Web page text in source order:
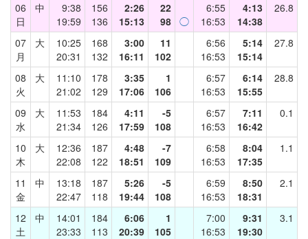
06
日
中
9:38
19:59
156
136
2:26
15:13
22
98 ◯
6:55
16:53
4:13
14:38
26.8
07
月
大
10:25
20:31
168
132
3:00
16:11
11
102
6:56
16:53
5:14
15:14
27.8
08
火
大
11:10
21:02
178
129
3:35
17:06
1
106
6:57
16:53
6:14
15:55
28.8
09
水
大
11:53
21:34
184
126
4:11
17:59
-5
108
6:57
16:53
7:11
16:42
0.1
10
木
大
12:36
22:08
187
122
4:48
18:51
-7
109
6:58
16:53
8:04
17:35
1.1
11
金
中
13:18
22:47
187
118
5:26
19:44
-5
108
6:59
16:53
8:50
18:31
2.1
12
土
中
14:01
23:33
184
113
6:06
20:39
1
105
7:00
16:53
9:31
19:30
3.1